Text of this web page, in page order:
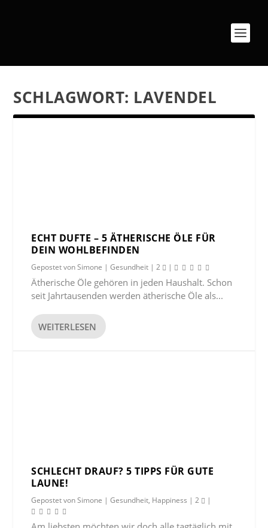
SCHLAGWORT: LAVENDEL
ECHT DUFTE – 5 ÄTHERISCHE ÖLE FÜR
DEIN WOHLBEFINDEN
Gepostet vonSimone |Gesundheit |2 |
Ätherische Öle gehören in jeden Haushalt. Schon
seit Jahrtausenden werden ätherische Öle als...
WEITERLESEN
SCHLECHT DRAUF? 5 TIPPS FÜR GUTE
LAUNE!
Gepostet vonSimone |Gesundheit, Happiness |2 |